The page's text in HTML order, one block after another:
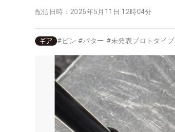
配信日時： 2026年5月11日 12時04分
ギア #ピン #パター #未発表プロトタイプ